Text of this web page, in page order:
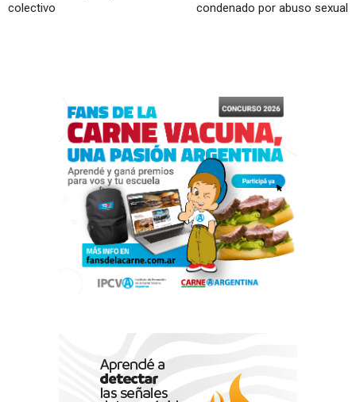
colectivo
condenado por abuso sexual